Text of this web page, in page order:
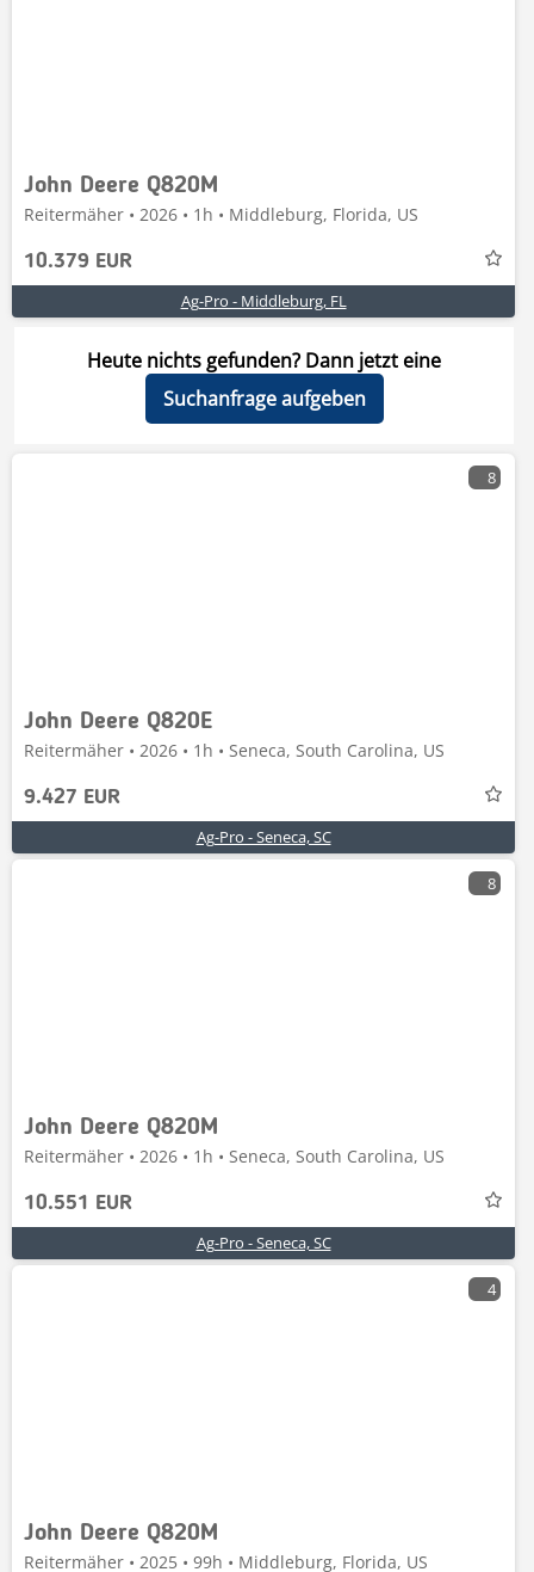
John Deere Q820M
Reitermäher • 2026 • 1h • Middleburg, Florida, US
10.379 EUR
Ag-Pro - Middleburg, FL
Heute nichts gefunden? Dann jetzt eine
Suchanfrage aufgeben
8
John Deere Q820E
Reitermäher • 2026 • 1h • Seneca, South Carolina, US
9.427 EUR
Ag-Pro - Seneca, SC
8
John Deere Q820M
Reitermäher • 2026 • 1h • Seneca, South Carolina, US
10.551 EUR
Ag-Pro - Seneca, SC
4
John Deere Q820M
Reitermäher • 2025 • 99h • Middleburg, Florida, US